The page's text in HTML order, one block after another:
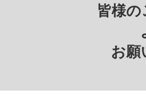
皆様の
お願